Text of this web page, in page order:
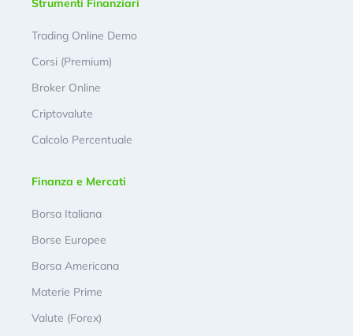
Strumenti Finanziari
Trading Online Demo
Corsi (Premium)
Broker Online
Criptovalute
Calcolo Percentuale
Finanza e Mercati
Borsa Italiana
Borse Europee
Borsa Americana
Materie Prime
Valute (Forex)